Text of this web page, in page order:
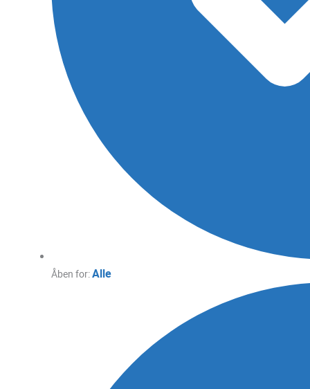
Åben for:Alle